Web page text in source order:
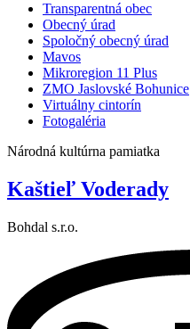
Transparentná obec
Obecný úrad
Spoločný obecný úrad
Mavos
Mikroregion 11 Plus
ZMO Jaslovské Bohunice
Virtuálny cintorín
Fotogaléria
Národná kultúrna pamiatka
Kaštieľ Voderady
Bohdal s.r.o.